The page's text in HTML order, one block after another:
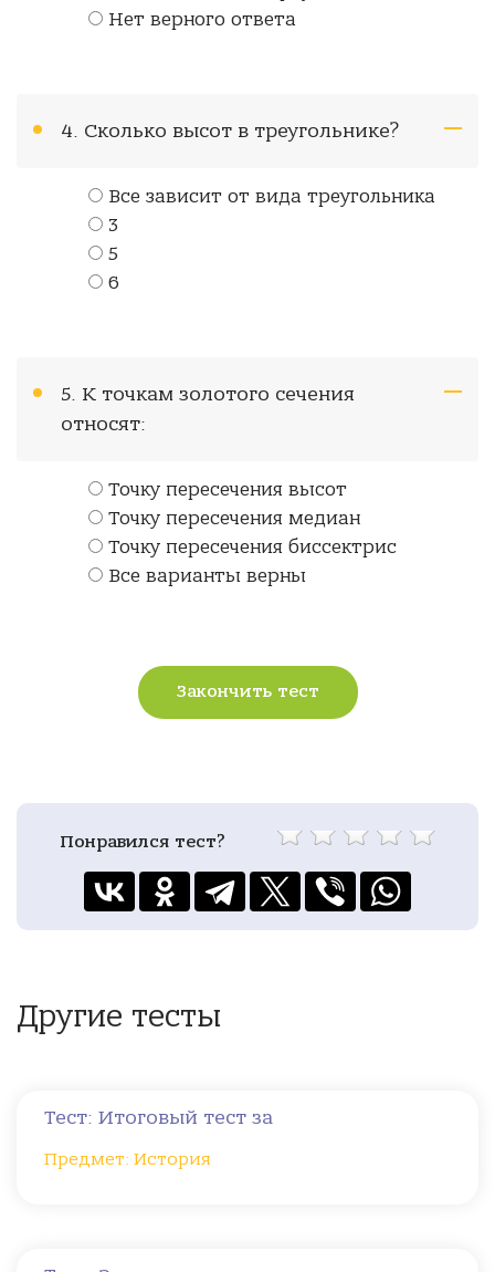
Нет верного ответа
4. Сколько высот в треугольнике?
Все зависит от вида треугольника
3
5
6
5. К точкам золотого сечения
относят:
Точку пересечения высот
Точку пересечения медиан
Точку пересечения биссектрис
Все варианты верны
Закончить тест
Понравился тест?
Другие тесты
Тест: Итоговый тест за
Предмет: История